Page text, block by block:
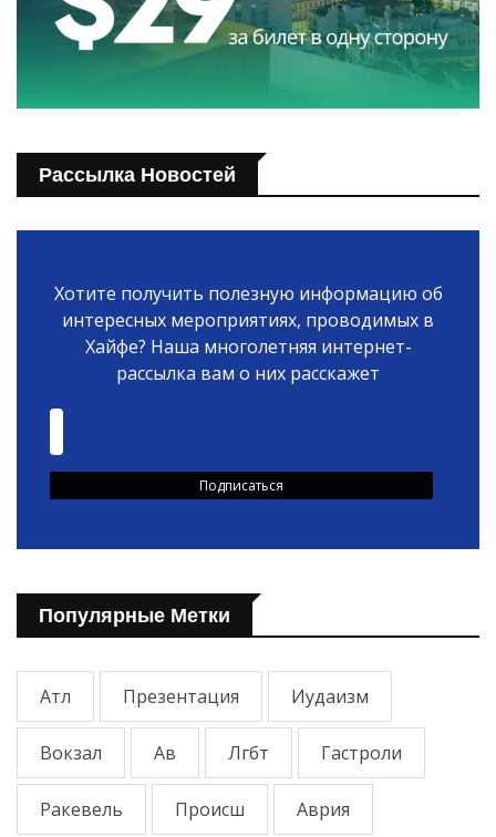
Рассылка Новостей
Хотите получить полезную информацию об
интересных мероприятиях, проводимых в
Хайфе? Наша многолетняя интернет-
рассылка вам о них расскажет
Популярные Метки
Атл Презентация Иудаизм
Вокзал Ав Лгбт Гастроли
Ракевель Происш Аврия